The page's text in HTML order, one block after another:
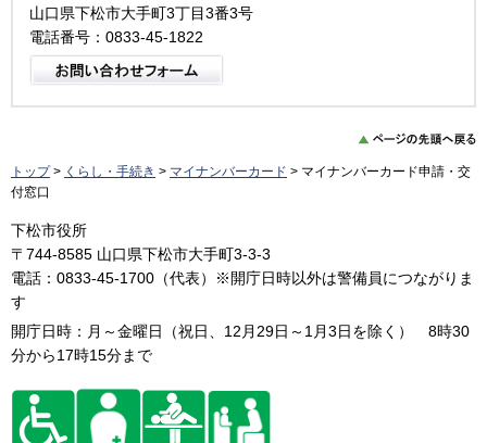
山口県下松市大手町3丁目3番3号
電話番号：0833-45-1822
トップ> くらし・手続き > マイナンバーカード > マイナンバーカード申請・交
付窓口
下松市役所
〒744-8585 山口県下松市大手町3-3-3
電話：0833-45-1700（代表）※開庁日時以外は警備員につながりま
す
開庁日時：月～金曜日（祝日、12月29日～1月3日を除く） 8時30
分から17時15分まで